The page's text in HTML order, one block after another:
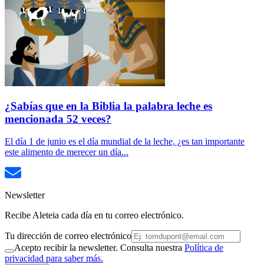
¿Sabías que en la Biblia la palabra leche es
mencionada 52 veces?
El día 1 de junio es el día mundial de la leche, ¿es tan importante
este alimento de merecer un día...
Newsletter
Recibe Aleteia cada día en tu correo electrónico.
Tu dirección de correo electrónico
Acepto recibir la newsletter. Consulta nuestra Política de
privacidad para saber más.